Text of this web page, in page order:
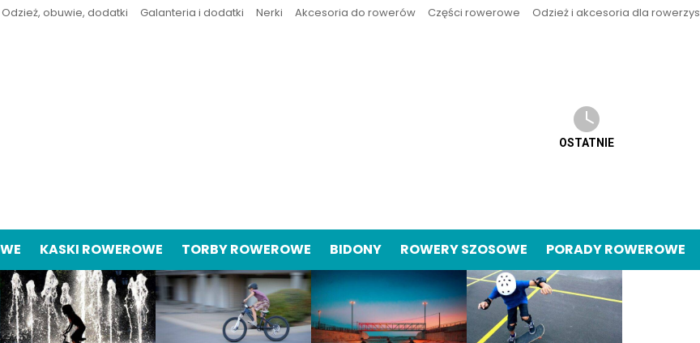
Odzież, obuwie, dodatki Galanteria i dodatki Nerki Akcesoria do rowerów Części rowerowe Odzież i akcesoria dla
OSTATNIE
KASKI ROWEROWE TORBY ROWEROWE BIDONY ROWERY SZOSOWE PORADY ROWEROWE